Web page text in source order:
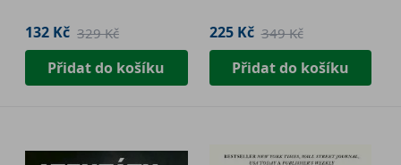
132 Kč 329 Kč
Přidat do košíku
225 Kč 349 Kč
Přidat do košíku